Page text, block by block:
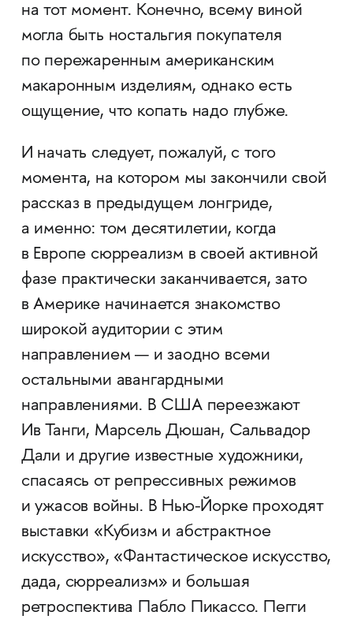
на тот момент. Конечно, всему виной
могла быть ностальгия покупателя
по пережаренным американским
макаронным изделиям, однако есть
ощущение, что копать надо глубже.
И начать следует, пожалуй, с того
момента, на котором мы закончили свой
рассказ в предыдущем лонгриде,
а именно: том десятилетии, когда
в Европе сюрреализм в своей активной
фазе практически заканчивается, зато
в Америке начинается знакомство
широкой аудитории с этим
направлением — и заодно всеми
остальными авангардными
направлениями. В США переезжают
Ив Танги, Марсель Дюшан, Сальвадор
Дали и другие известные художники,
спасаясь от репрессивных режимов
и ужасов войны. В Нью-Йорке проходят
выставки «Кубизм и абстрактное
искусство», «Фантастическое искусство,
дада, сюрреализм» и большая
ретроспектива Пабло Пикассо. Пегги